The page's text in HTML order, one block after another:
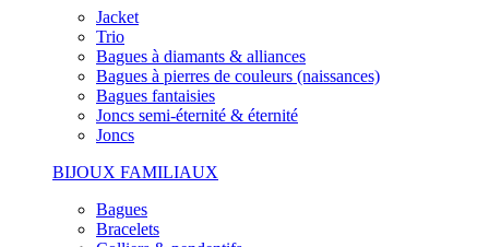
Jacket
Trio
Bagues à diamants & alliances
Bagues à pierres de couleurs (naissances)
Bagues fantaisies
Joncs semi-éternité & éternité
Joncs
BIJOUX FAMILIAUX
Bagues
Bracelets